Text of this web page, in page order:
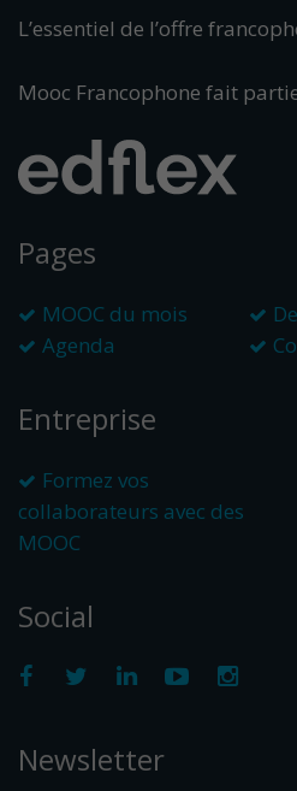
L’essentiel de l’offre
Mooc Francophone fait
Pages
MOOC du mois
Agenda
Entreprise
Formez vos
collaborateurs avec des
MOOC
Social
Newsletter